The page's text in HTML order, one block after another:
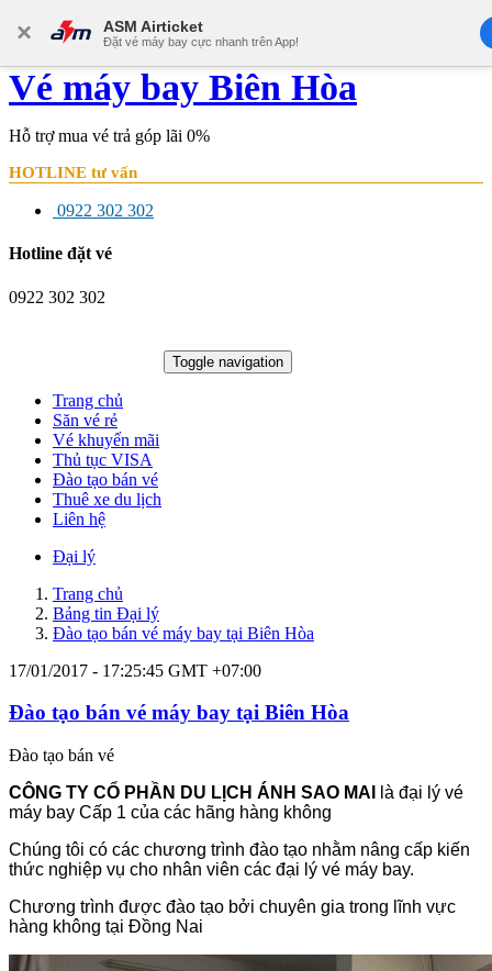
Vé máy bay Biên Hòa
Hỗ trợ mua vé trả góp lãi 0%
HOTLINE tư vấn
0922 302 302
Hotline đặt vé
0922 302 302
Toggle navigation
Trang chủ
Săn vé rẻ
Vé khuyến mãi
Thủ tục VISA
Đào tạo bán vé
Thuê xe du lịch
Liên hệ
Đại lý
Trang chủ
Bảng tin Đại lý
Đào tạo bán vé máy bay tại Biên Hòa
17/01/2017 - 17:25:45 GMT +07:00
Đào tạo bán vé máy bay tại Biên Hòa
Đào tạo bán vé
CÔNG TY CỔ PHẦN DU LỊCH ÁNH SAO MAI
là đại lý vé
máy bay Cấp 1 của các hãng hàng không
Chúng tôi có các chương trình đào tạo nhằm nâng cấp kiến
thức nghiệp vụ cho nhân viên các đại lý vé máy bay.
Chương trình được đào tạo bởi chuyên gia trong lĩnh vực
hàng không tại Đồng Nai
× ASM Airticket
Đặt vé máy bay cực nhanh trên App!